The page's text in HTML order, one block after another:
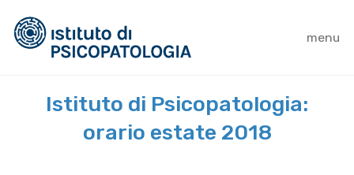
menu
Istituto di Psicopatologia:
orario estate 2018